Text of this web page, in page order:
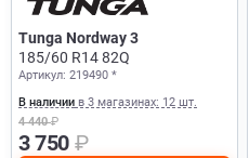
Tunga Nordway 3
185/60 R14 82Q
Артикул: 219490 *
В наличии в 3 магазинах: 12 шт.
4 440₽
3 750 ₽